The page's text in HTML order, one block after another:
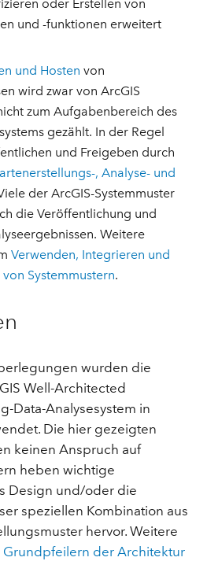
oder Erstellen von
und -funktionen erweitert
und Hosten von
wird zwar von ArcGIS
zum Aufgabenbereich des
gezählt. In der Regel
und Freigeben durch
, Analyse- und
der ArcGIS-Systemmuster
die Veröffentlichung und
Weitere
Verwenden, Integrieren und
Systemmustern.
wurden die
Well-Architected
Data-Analysesystem in
Die hier gezeigten
keinen Anspruch auf
heben wichtige
Design und/oder die
speziellen Kombination aus
hervor. Weitere
Grundpfeilern der Architektur